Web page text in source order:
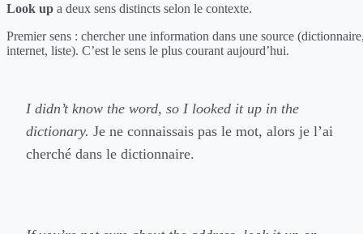
Look up a deux sens distincts selon le contexte.
Premier sens : chercher une information dans une source
internet, liste). C’est le sens le plus courant aujourd’hui.
I didn’t know the word, so I looked it up in the
dictionary. Je ne connaissais pas le mot, alors je l’ai
cherché dans le dictionnaire.